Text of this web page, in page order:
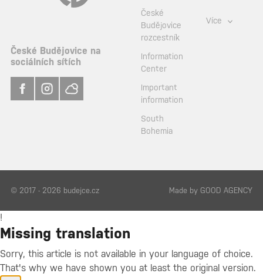
České Budějovice na
sociálních sítích
České
Budějovice
rozcestník
Information
Center
Important
information
South
Bohemia
Více
© 2017 - 2026 budejce.cz Made by GOOD AGENCY
!
Missing translation
Sorry, this article is not available in your language of choice.
That's why we have shown you at least the original version.